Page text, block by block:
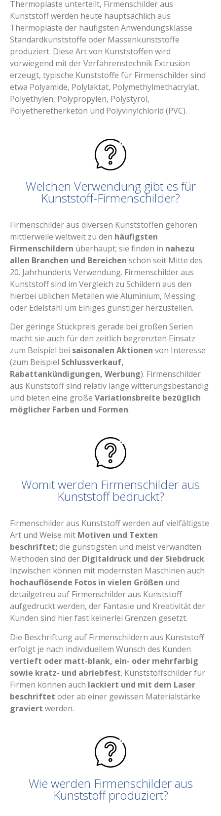
Thermoplaste unterteilt, Firmenschilder aus
Kunststoff werden heute hauptsächlich aus
Thermoplaste der häufigsten Anwendungsklasse
Standardkunststoffe oder Massenkunststoffe
produziert. Diese Art von Kunststoffen wird
vorwiegend mit der Verfahrenstechnik Extrusion
erzeugt, typische Kunststoffe für Firmenschilder sind
etwa Polyamide, Polylaktat, Polymethylmethacrylat,
Polyethylen, Polypropylen, Polystyrol,
Polyetheretherketon und Polyvinylchlorid (PVC).
Welchen Verwendung gibt es für
Kunststoff-Firmenschilder?
Firmenschilder aus diversen Kunststoffen gehören
mittlerweile weltweit zu den häufigsten
Firmenschildern überhaupt; sie finden in nahezu
allen Branchen und Bereichen schon seit Mitte des
20. Jahrhunderts Verwendung. Firmenschilder aus
Kunststoff sind im Vergleich zu Schildern aus den
hierbei üblichen Metallen wie Aluminium, Messing
oder Edelstahl um Einiges günstiger herzustellen.
Der geringe Stückpreis gerade bei großen Serien
macht sie auch für den zeitlich begrenzten Einsatz
zum Beispiel bei saisonalen Aktionen von Interesse
(zum Beispiel Schlussverkauf,
Rabattankündigungen, Werbung). Firmenschilder
aus Kunststoff sind relativ lange witterungsbeständig
und bieten eine große Variationsbreite bezüglich
möglicher Farben und Formen.
Womit werden Firmenschilder aus
Kunststoff bedruckt?
Firmenschilder aus Kunststoff werden auf vielfältigste
Art und Weise mit Motiven und Texten
beschriftet;die günstigsten und meist verwandten
Methoden sind der Digitaldruck und der Siebdruck.
Inzwischen können mit modernsten Maschinen auch
hochauflösende Fotos in vielen Größen und
detailgetreu auf Firmenschilder aus Kunststoff
aufgedruckt werden, der Fantasie und Kreativität der
Kunden sind hier fast keinerlei Grenzen gesetzt.
Die Beschriftung auf Firmenschildern aus Kunststoff
erfolgt je nach individuellem Wunsch des Kunden
vertieft oder matt-blank, ein- oder mehrfarbig
sowie kratz- und abriebfest. Kunststoffschilder für
Firmen können auch lackiert und mit dem Laser
beschriftet oder ab einer gewissen Materialstärke
graviert werden.
Wie werden Firmenschilder aus
Kunststoff produziert?